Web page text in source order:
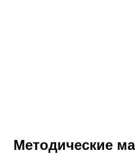
Методические